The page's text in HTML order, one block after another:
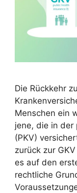
Die Rückkehr
Menschen ein
jene, die in der
(PKV)
zurück zur
es auf den
rechtliche